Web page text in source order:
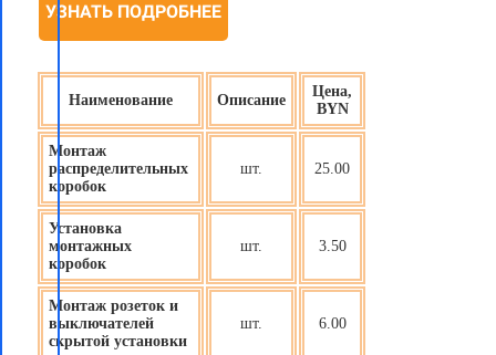
УЗНАТЬ ПОДРОБНЕЕ
Наименование Описание
Цена,
BYN
Монтаж
распределительных
коробок
шт. 25.00
Установка
монтажных
коробок
шт. 3.50
Монтаж розеток и
выключателей
скрытой установки
шт. 6.00